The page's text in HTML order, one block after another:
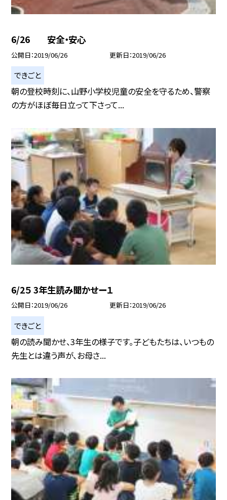
6/26 安全・安心
公開日 2019/06/26 更新日 2019/06/26
できごと
朝の登校時刻に、山野小学校児童の安全を守るため、警察
の方がほぼ毎日立って下さって...
6/2５ 3年生読み聞かせー１
公開日 2019/06/26 更新日 2019/06/26
できごと
朝の読み聞かせ、3年生の様子です。子どもたちは、いつもの
先生とは違う声が、お母さ...